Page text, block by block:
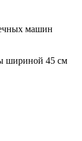
машин
шириной 45 см